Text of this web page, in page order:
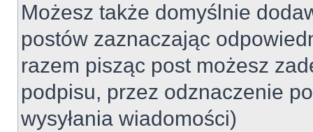
Możesz także domyślnie
postów zaznaczając
razem pisząc post możesz
podpisu, przez odznaczenie
wysyłania wiadomości)